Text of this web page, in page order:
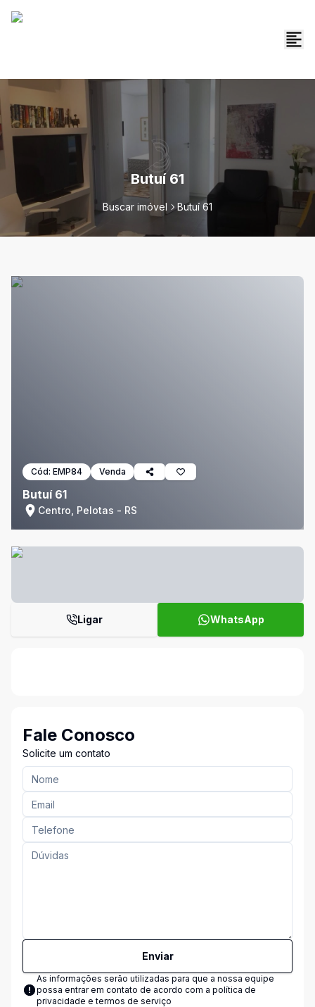
Butuí 61
Buscar imóvel Butuí 61
Cód: EMP84 Venda
Butuí 61
Centro, Pelotas - RS
Ligar WhatsApp
Fale Conosco
Solicite um contato
Enviar
As informações serão utilizadas para que a nossa equipe
possa entrar em contato de acordo com a política de
privacidade e termos de serviço